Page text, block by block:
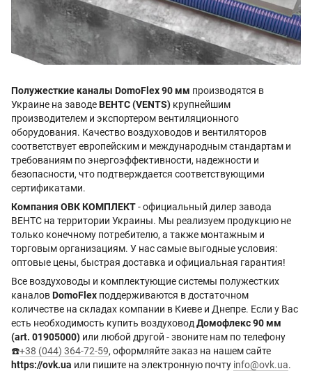
Полужесткие каналы DomoFlex 90 мм производятся в
Украине на заводеВЕНТС (VENTS) крупнейшим
производителем и экспортером вентиляционного
оборудования. Качество воздуховодов и вентиляторов
соответствует европейским и международным стандартам и
требованиям по энергоэффективности, надежности и
безопасности, что подтверждается соответствующими
сертификатами.
Компания ОВК КОМПЛЕКТ- официальный дилер завода
ВЕНТС на территории Украины. Мы реализуем продукцию не
только конечному потребителю, а также монтажным и
торговым организациям. У нас самые выгодные условия:
оптовые цены, быстрая доставка и официальная гарантия!
Все воздуховоды и комплектующие системы полужестких
каналовDomoFlex поддерживаются в достаточном
количестве на складах компании в Киеве и Днепре. Если у Вас
есть необходимость купить воздуховод Домофлекс 90 мм
(art. 01905000) или любой другой - звоните нам по телефону
☎️+38 (044) 364-72-59, оформляйте заказ на нашем сайте
https://ovk.ua или пишите на электронную почту info@ovk.ua.